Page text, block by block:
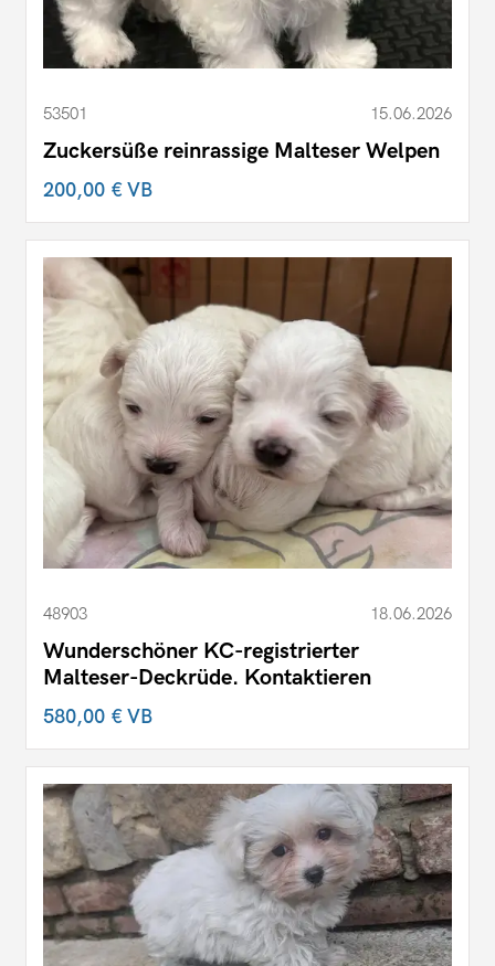
53501 15.06.2026
Zuckersüße reinrassige Malteser Welpen
200,00 €VB
48903 18.06.2026
Wunderschöner KC-registrierter
Malteser-Deckrüde. Kontaktieren
580,00 €VB